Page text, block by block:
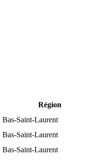
Région
Bas-Saint-Laurent
Bas-Saint-Laurent
Bas-Saint-Laurent